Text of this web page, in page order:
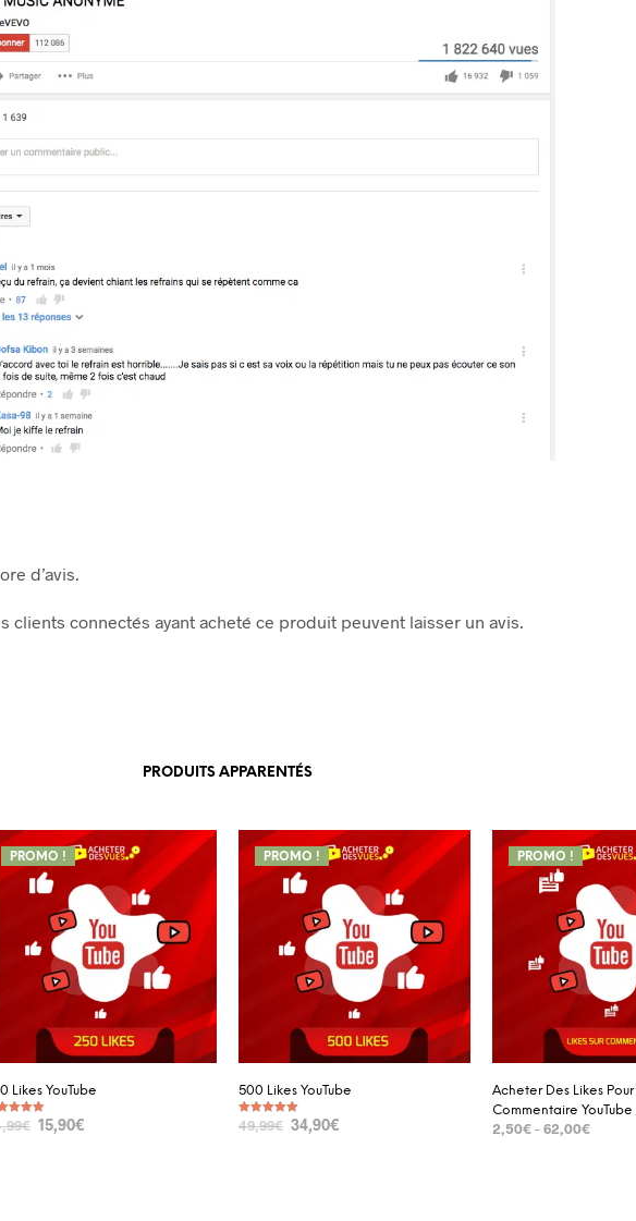
d’avis.
clients connectés ayant acheté ce produit peuvent laisser un avis.
PRODUITS APPARENTÉS
PROMO !
Likes YouTube
€ 15,90€
PROMO !
500 Likes YouTube
Note
5.00
49,99€ 34,90€
PROMO !
Acheter Des Likes Pour
Commentaire YouTube
2,50€–62,00€